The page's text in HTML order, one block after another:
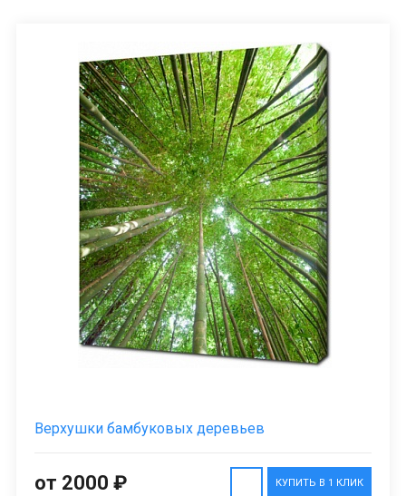
Верхушки бамбуковых деревьев
КУПИТЬ В 1 КЛИК
от 2000 ₽